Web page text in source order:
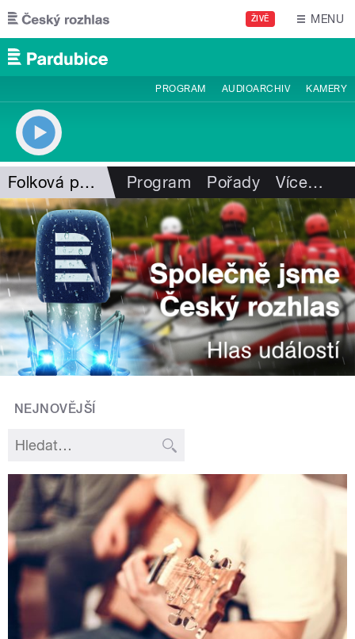
Přejít k hlavnímu obsahu
ŽIVĚ MENU
PROGRAM AUDIOARCHIV KAMERY
Folková pohlazení Program Pořady Více…
NEJNOVĚJŠÍ